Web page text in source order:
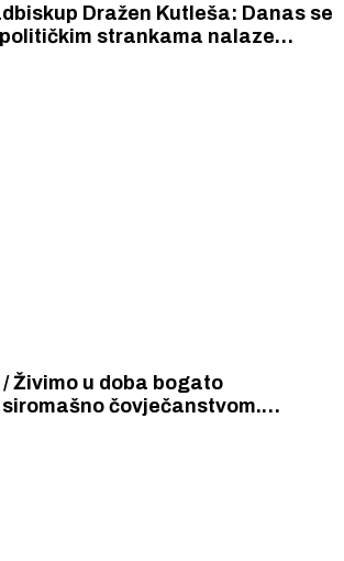
Dražen Kutleša: Danas se
strankama nalaze
stranačkoj stezi i političkoj moći.
/ Živimo u doba bogato
čovječanstvom.
srca.